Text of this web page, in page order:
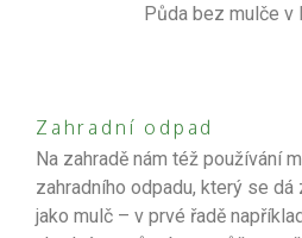
Půda bez mulče v
Zahradní odpad
Na zahradě nám též používání
zahradního odpadu, který se
jako mulč – v prvé řadě